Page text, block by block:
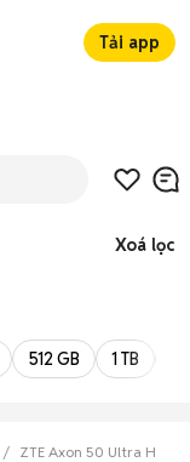
Tải app
Xoá lọc
512 GB 1 TB
ZTE Axon 50 Ultra Hòa